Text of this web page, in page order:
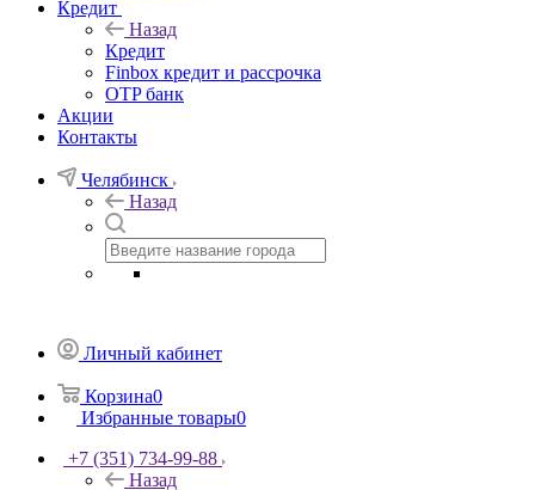
Кредит
Назад
Кредит
Finbox кредит и рассрочка
OTP банк
Акции
Контакты
Челябинск
Назад
Личный кабинет
Корзина0
Избранные товары0
+7 (351) 734-99-88
Назад